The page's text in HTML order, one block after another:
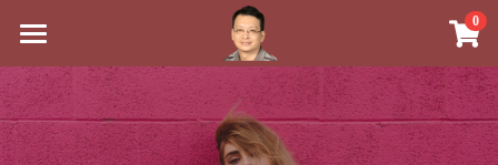
0
最新消息
關於我
×
商品分類
八字線上完整班